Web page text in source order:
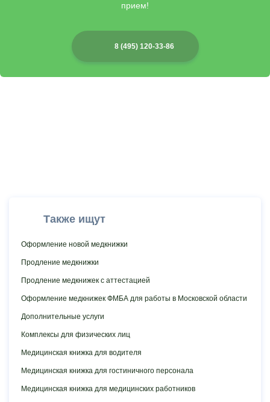
прием!
8 (495) 120-33-86
Также ищут
Оформление новой медкнижки
Продление медкнижки
Продление медкнижек с аттестацией
Оформление медкнижек ФМБА для работы в Московской области
Дополнительные услуги
Комплексы для физических лиц
Медицинская книжка для водителя
Медицинская книжка для гостиничного персонала
Медицинская книжка для медицинских работников